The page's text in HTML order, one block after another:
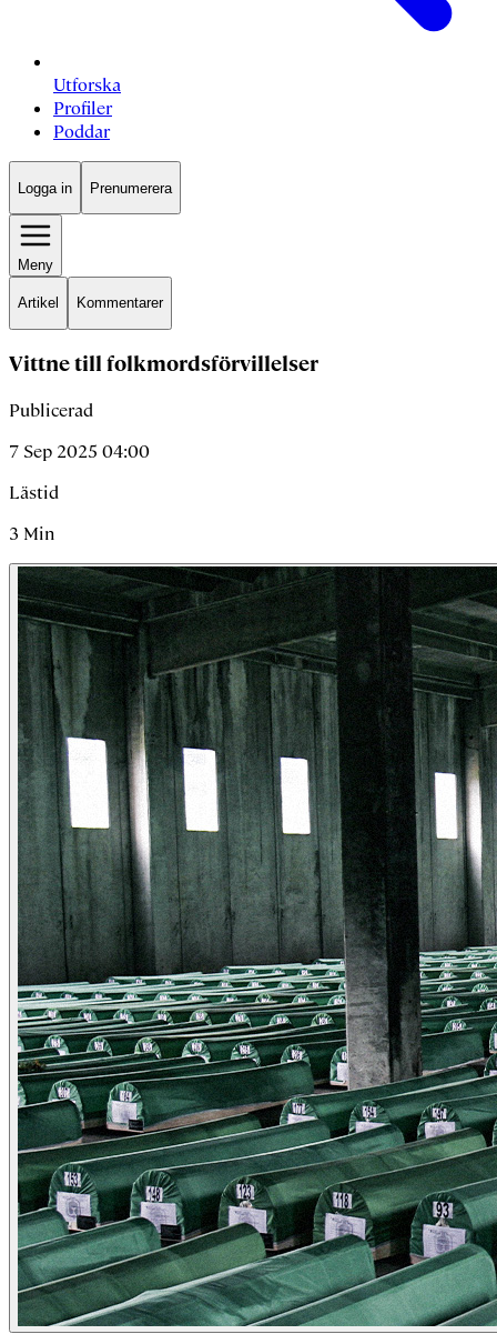
Utforska
Profiler
Poddar
Logga in Prenumerera
Meny
Artikel Kommentarer
Vittne till folkmordsförvillelser
Publicerad
7 Sep 2025 04:00
Lästid
3 Min